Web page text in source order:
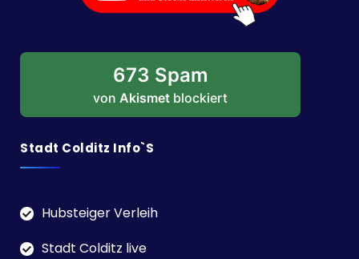
673 Spam
von Akismet blockiert
Stadt Colditz Info`s
Hubsteiger Verleih
Stadt Colditz live